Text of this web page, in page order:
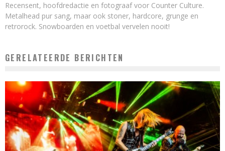
Recensent, hoofdredactie en fotograaf voor Counter Culture.
Metalhead pur sang, maar ook stoner, hardcore, grunge en
retrorock. Snowboarden en voetbal vervelen nooit!
GERELATEERDE BERICHTEN